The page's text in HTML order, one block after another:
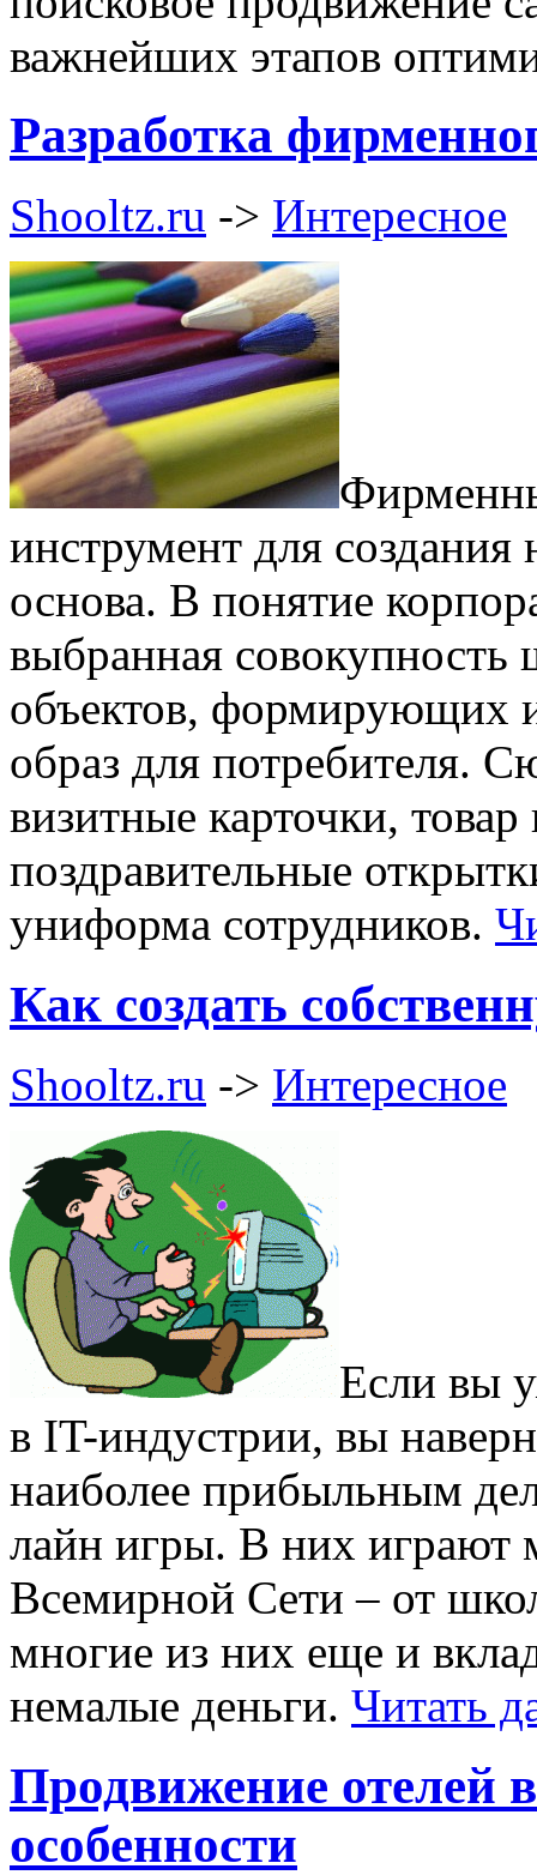
важнейших этапов
Разработка
Shooltz.ru -> Интересное
инструмент для
основа. В понятие
выбранная
объектов, формирующих
образ для потребителя.
визитные карточки,
поздравительные
униформа сотрудников.
Как создать
Shooltz.ru -> Интересное
Если вы
в IT-индустрии, вы
наиболее прибыльным
лайн игры. В них играют
Всемирной Сети – от
многие из них еще и
немалые деньги. Читать
Продвижение отелей
особенности